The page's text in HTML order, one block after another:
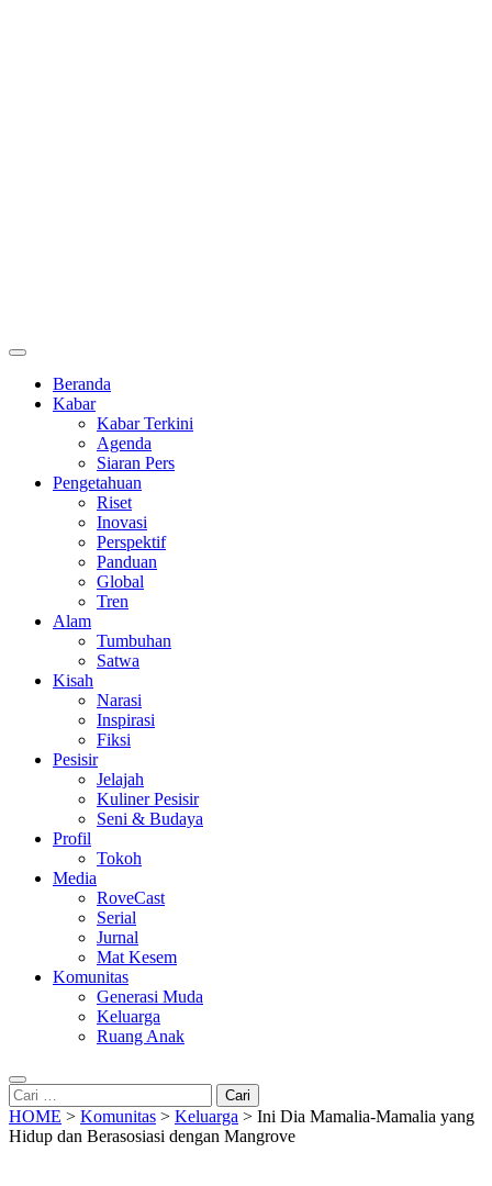
Beranda
Kabar
Kabar Terkini
Agenda
Siaran Pers
Pengetahuan
Riset
Inovasi
Perspektif
Panduan
Global
Tren
Alam
Tumbuhan
Satwa
Kisah
Narasi
Inspirasi
Fiksi
Pesisir
Jelajah
Kuliner Pesisir
Seni & Budaya
Profil
Tokoh
Media
RoveCast
Serial
Jurnal
Mat Kesem
Komunitas
Generasi Muda
Keluarga
Ruang Anak
Cari
untuk:
HOME > Komunitas > Keluarga > Ini Dia Mamalia-Mamalia yang
Hidup dan Berasosiasi dengan Mangrove